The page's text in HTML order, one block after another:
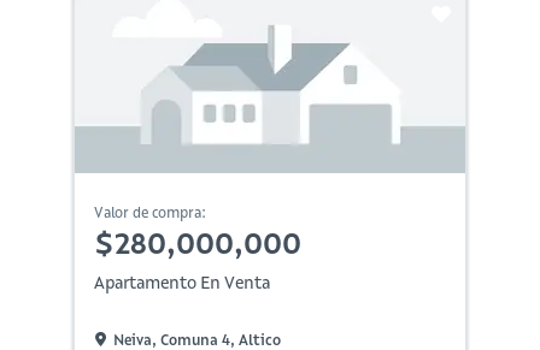
Valor de compra:
$280,000,000
Apartamento En Venta
Neiva, Comuna 4, Altico